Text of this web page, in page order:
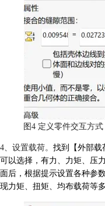
图4 定义零件交互方式
4、设置载荷。 找到【外部载
可以选择，有力、力矩、压
面后，根据提示设置各种参
现力矩、扭矩、均布载荷等